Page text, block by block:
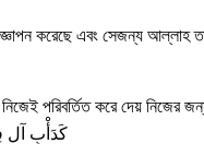
জ্ঞাপন করেছে এবং সেজন্য
পরিবর্তিত করে দেয় নিজের
كَدَأْبِ آلِ